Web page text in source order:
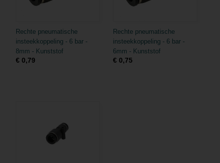
Rechte pneumatische
insteekkoppeling - 6 bar -
8mm - Kunststof
€ 0,79
Rechte pneumatische
insteekkoppeling - 6 bar -
6mm - Kunststof
€ 0,75